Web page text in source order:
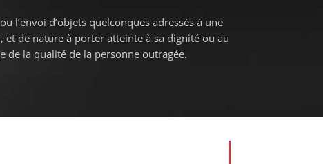
l’envoi d’objets quelconques adressés à une
et de nature à porter atteinte à sa dignité ou au
de la qualité de la personne outragée.